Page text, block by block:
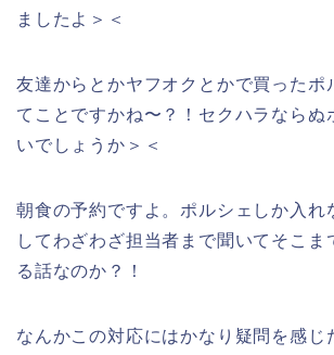
ましたよ＞＜
友達からとかヤフオクとかで買ったポ
てことですかね〜？！セクハラならぬ
いでしょうか＞＜
朝食の予約ですよ。ポルシェしか入れ
してわざわざ担当者まで聞いてそこま
る話なのか？！
なんかこの対応にはかなり疑問を感じ